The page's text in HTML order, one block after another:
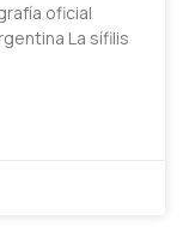
oficial
La sífilis